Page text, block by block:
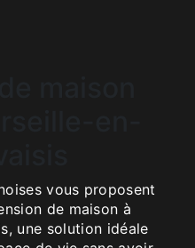
vous proposent
de maison à
une solution idéale